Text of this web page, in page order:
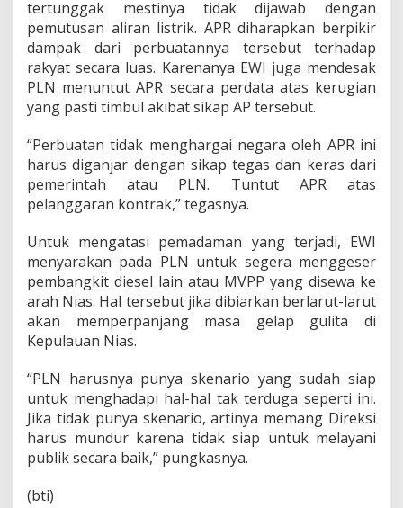
tertunggak mestinya tidak dijawab dengan
pemutusan aliran listrik. APR diharapkan berpikir
dampak dari perbuatannya tersebut terhadap
rakyat secara luas. Karenanya EWI juga mendesak
PLN menuntut APR secara perdata atas kerugian
yang pasti timbul akibat sikap AP tersebut.
“Perbuatan tidak menghargai negara oleh APR ini
harus diganjar dengan sikap tegas dan keras dari
pemerintah atau PLN. Tuntut APR atas
pelanggaran kontrak,” tegasnya.
Untuk mengatasi pemadaman yang terjadi, EWI
menyarakan pada PLN untuk segera menggeser
pembangkit diesel lain atau MVPP yang disewa ke
arah Nias. Hal tersebut jika dibiarkan berlarut-larut
akan memperpanjang masa gelap gulita di
Kepulauan Nias.
“PLN harusnya punya skenario yang sudah siap
untuk menghadapi hal-hal tak terduga seperti ini.
Jika tidak punya skenario, artinya memang Direksi
harus mundur karena tidak siap untuk melayani
publik secara baik,” pungkasnya.
(bti)